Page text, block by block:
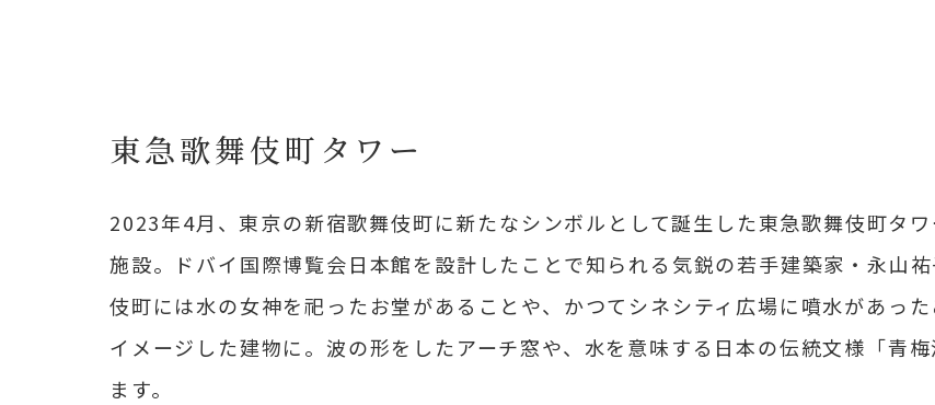
東急歌舞伎町タワー
2023年4月、東京の新宿歌舞伎町に新たなシンボルとして誕生した東急歌舞伎町タ
施設。ドバイ国際博覧会日本館を設計したことで知られる気鋭の若手建築家・永山
伎町には水の女神を祀ったお堂があることや、かつてシネシティ広場に噴水があっ
イメージした建物に。波の形をしたアーチ窓や、水を意味する日本の伝統文様「青
ます。